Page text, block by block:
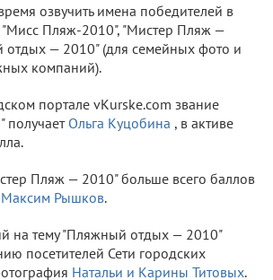
озвучить имена победителей в
"Мисс Пляж-2010", "Мистер Пляж —
— 2010" (для семейных фото и
компаний).
портале vKurske.com звание
Ольга Куцобина , в активе
Пляж — 2010" больше всего баллов
Максим Рышков.
на тему "Пляжный отдых — 2010"
посетителей Сети городских
Натальи и Карины Титовых.